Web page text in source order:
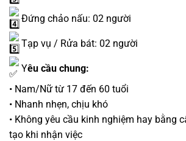
Đứng chảo nấu: 02 người
Tạp vụ / Rửa bát: 02 người
Yêu cầu chung:
• Nam/Nữ từ 17 đến 60 tuổi
• Nhanh nhẹn, chịu khó
• Không yêu cầu kinh nghiệm hay bằng
tạo khi nhận việc